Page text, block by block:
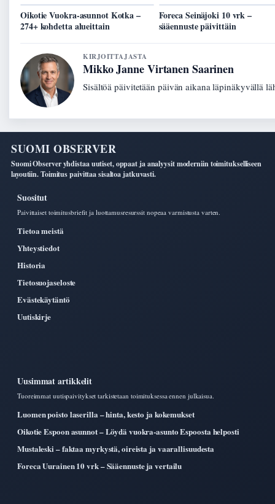
Oikotie Vuokra-asunnot Kotka –
274+ kohdetta alueittain
Foreca Seinäjoki 10 vrk –
sääennuste päivittäin
KIRJOITTAJASTA
Mikko Janne Virtanen Saarinen
Sisältöä päivitetään päivän aikana läpinäkyvällä
SUOMI OBSERVER
Suomi Observer yhdistaa uutiset, oppaat ja analyysit moderniin toimitukselliseen
layoutiin. Toimitus paivittaa sisaltoa jatkuvasti.
Suositut
Paivittaiset toimitusbriefit ja luottamusresurssit nopeaa varmistusta varten.
Tietoa meistä
Yhteystiedot
Historia
Tietosuojaseloste
Evästekäytäntö
Uutiskirje
Uusimmat artikkelit
Tuoreimmat uutispaivitykset tarkistetaan toimituksessa ennen julkaisua.
Luomen poisto laserilla – hinta, kesto ja kokemukset
Oikotie Espoon asunnot – Löydä vuokra-asunto Espoosta helposti
Mustaleski – faktaa myrkystä, oireista ja vaarallisuudesta
Foreca Uurainen 10 vrk – Sääennuste ja vertailu